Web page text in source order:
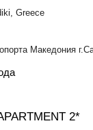
Greece
Македония
2*